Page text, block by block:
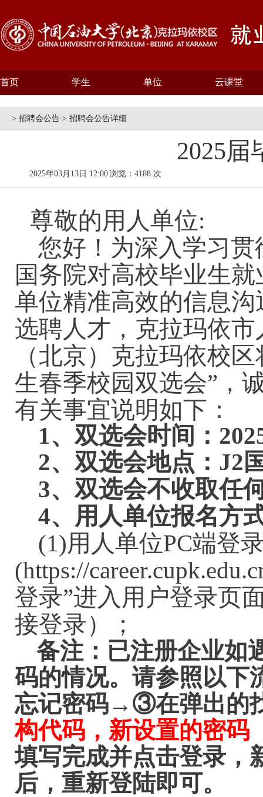
首页 学生 单位 云课堂
> 招聘会公告 > 招聘会公告详细
2025届
2025年03月13日 12:00 浏览：4188 次
尊敬的用人单位:
您好！ 为深入学习
国务院对高校毕业生
单位精准高效的信息
选聘人才， 克拉玛依
（北京）克拉玛依校
生春季校园双选会” ，
有关事宜说明如下：
1、双选会时间： 202
2、双选会地点： J2
3、双选会不收取任
4、用人单位报名方
(1)用人单位PC端登
(https://
登录”进入用户登录页
接登录）；
备注：已注册企业如
码的情况。请参照以下
忘记密码→ ③在弹出的
构代码，新设置的密码
填写完成并点击登录，
后，重新登陆即可。